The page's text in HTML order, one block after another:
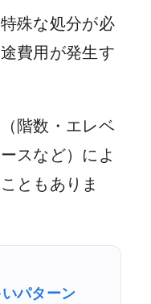
殊な処分が必
費用が発生す
階数・エレベ
スなど）によ
ともありま
いパターン